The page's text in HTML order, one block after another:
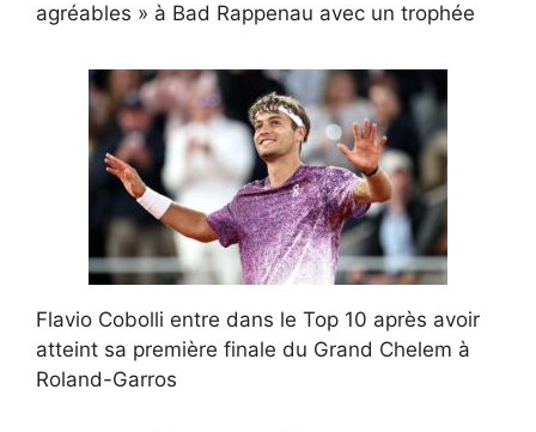
agréables » à Bad Rappenau avec un trophée
Flavio Cobolli entre dans le Top 10 après avoir
atteint sa première finale du Grand Chelem à
Roland-Garros